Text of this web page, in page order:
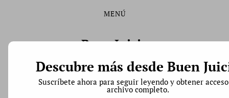
principal
MENÚ
Buen Juicio
Derecho de Código Abierto
Descubre más desde Buen
Suscríbete ahora para seguir leyendo y obtener
archivo completo.